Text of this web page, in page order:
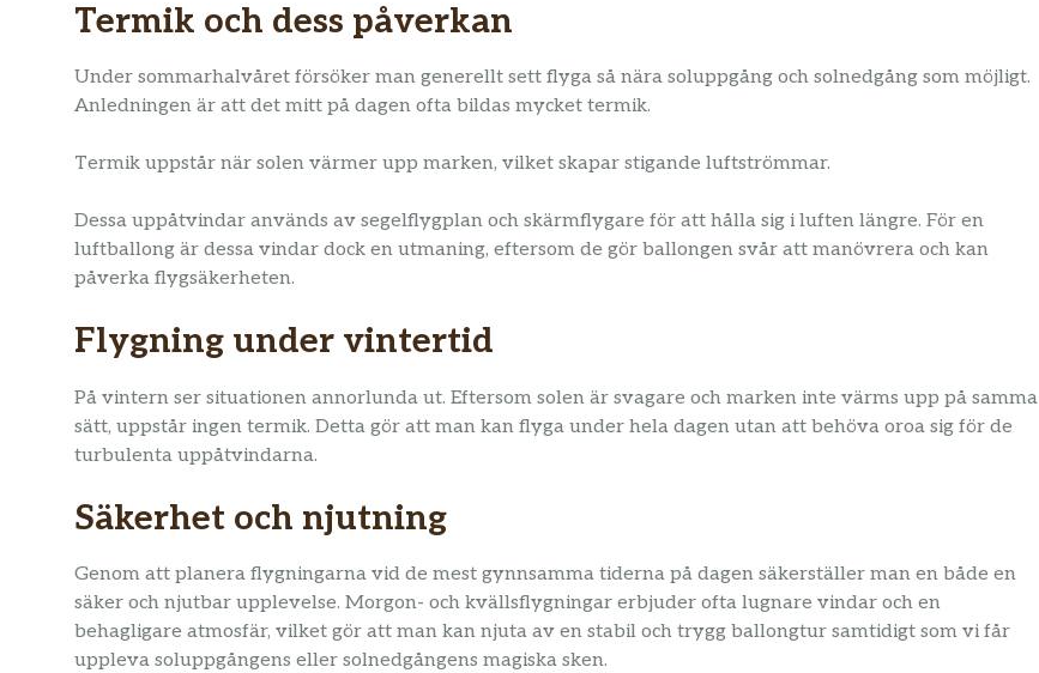
Termik och dess påverkan
Under sommarhalvåret försöker man generellt sett flyga så nära soluppgång och solnedgång som möjligt.
Anledningen är att det mitt på dagen ofta bildas mycket termik.
Termik uppstår när solen värmer upp marken, vilket skapar stigande luftströmmar.
Dessa uppåtvindar används av segelflygplan och skärmflygare för att hålla sig i luften längre. För en
luftballong är dessa vindar dock en utmaning, eftersom de gör ballongen svår att manövrera och kan
påverka flygsäkerheten.
Flygning under vintertid
På vintern ser situationen annorlunda ut. Eftersom solen är svagare och marken inte värms upp på samma
sätt, uppstår ingen termik. Detta gör att man kan flyga under hela dagen utan att behöva oroa sig för de
turbulenta uppåtvindarna.
Säkerhet och njutning
Genom att planera flygningarna vid de mest gynnsamma tiderna på dagen säkerställer man en både en
säker och njutbar upplevelse. Morgon- och kvällsflygningar erbjuder ofta lugnare vindar och en
behagligare atmosfär, vilket gör att man kan njuta av en stabil och trygg ballongtur samtidigt som vi får
uppleva soluppgångens eller solnedgångens magiska sken.